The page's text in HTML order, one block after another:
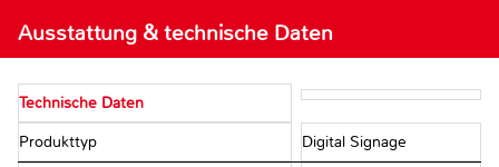
Ausstattung & technische Daten
Technische Daten
Produkttyp Digital Signage